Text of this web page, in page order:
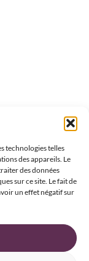
technologies telles
des appareils. Le
des données
sur ce site. Le fait de
un effet négatif sur